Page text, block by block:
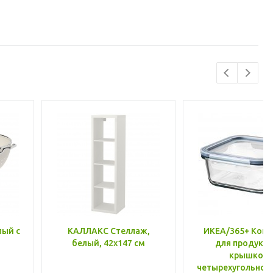
с
КАЛЛАКС Стеллаж,
белый, 42x147 см
ИКЕА/365+
для
крышкой,